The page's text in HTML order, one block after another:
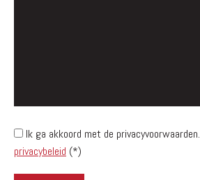
Ik ga akkoord met de privacyvoorwaarden.
privacybeleid (*)